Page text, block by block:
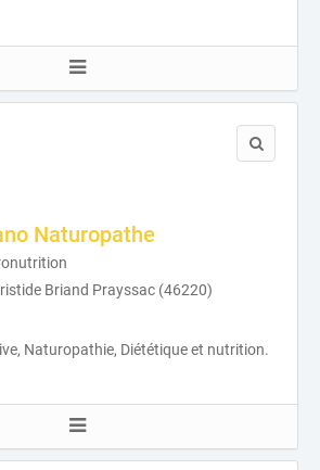
Naturopathe
Briand Prayssac (46220)
Naturopathie, Diététique et nutrition.